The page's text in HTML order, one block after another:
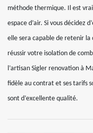
méthode thermique. Il est
espace d’air. Si vous décidez
elle sera capable de retenir
réussir votre isolation de
l’artisan Sigler renovation à
fidèle au contrat et ses tarifs
sont d’excellente qualité.